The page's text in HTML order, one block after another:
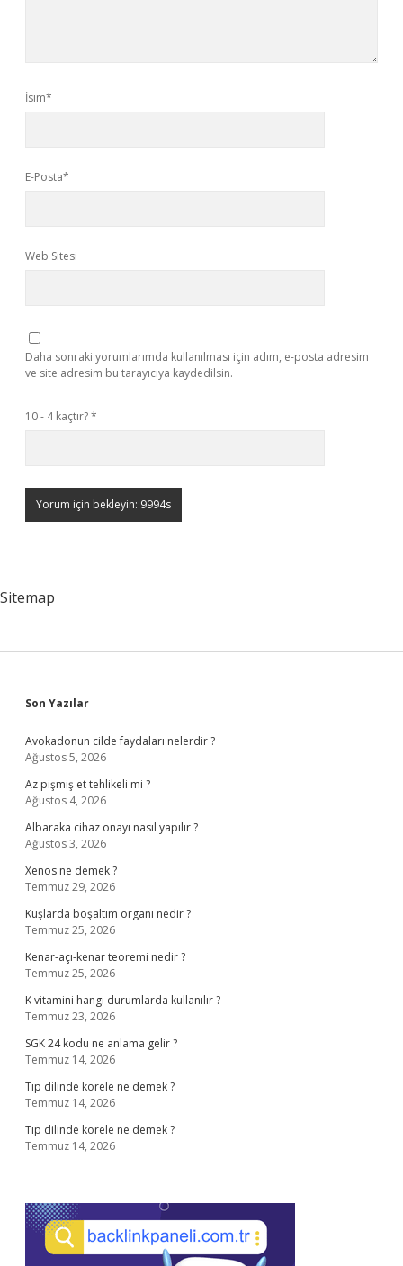
İsim*
E-Posta*
Web Sitesi
Daha sonraki yorumlarımda kullanılması için adım, e-posta adresim
ve site adresim bu tarayıcıya kaydedilsin.
10 - 4 kaçtır?*
Sitemap
Sidebar
Son Yazılar
Avokadonun cilde faydaları nelerdir ?
Ağustos 5, 2026
Az pişmiş et tehlikeli mi ?
Ağustos 4, 2026
Albaraka cihaz onayı nasıl yapılır ?
Ağustos 3, 2026
Xenos ne demek ?
Temmuz 29, 2026
Kuşlarda boşaltım organı nedir ?
Temmuz 25, 2026
Kenar-açı-kenar teoremi nedir ?
Temmuz 25, 2026
K vitamini hangi durumlarda kullanılır ?
Temmuz 23, 2026
SGK 24 kodu ne anlama gelir ?
Temmuz 14, 2026
Tıp dilinde korele ne demek ?
Temmuz 14, 2026
Tıp dilinde korele ne demek ?
Temmuz 14, 2026